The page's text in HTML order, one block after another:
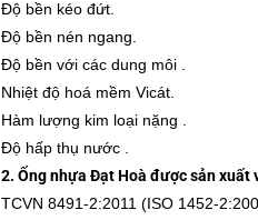
Độ bền kéo đứt.
Độ bền nén ngang.
Độ bền với các dung môi .
Nhiệt độ hoá mềm Vicát.
Hàm lượng kim loại nặng .
Độ hấp thụ nước .
2. Ống nhựa Đạt Hoà được sản
TCVN 8491-2:2011 (ISO 1452-